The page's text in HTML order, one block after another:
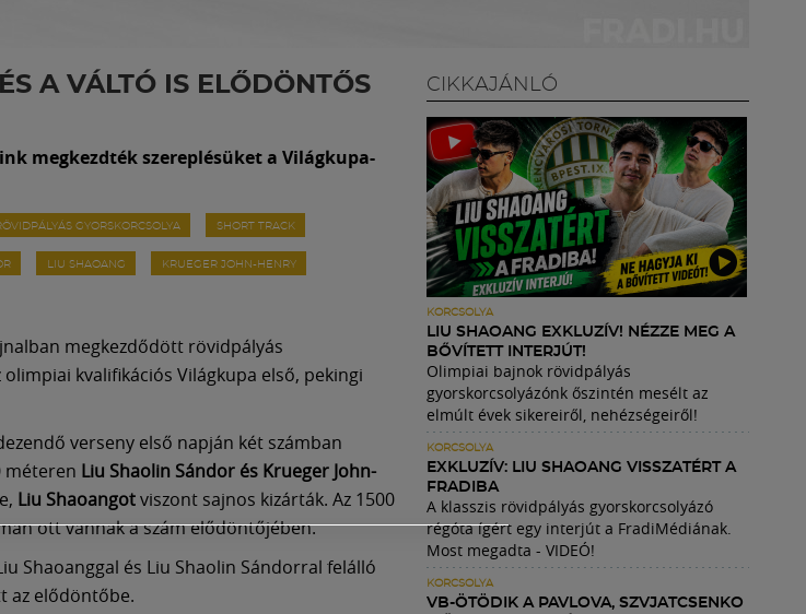
A VÁLTÓ IS ELŐDÖNTŐS
megkezdték szereplésüket a Világkupa-
GYORSKORCSOLYA SHORT TRACK
LIU SHAOANG KRUEGER JOHN-HENRY
megkezdődött rövidpályás
kvalifikációs Világkupa első, pekingi
verseny első napján két számban
méteren Liu Shaolin Sándor és Krueger John-
Liu Shaoangotviszont sajnos kizárták. Az 1500
ott vannak a szám elődöntőjében.
Shaoanggal és Liu Shaolin Sándorral felálló
az elődöntőbe.
CIKKAJÁNLÓ
KORCSOLYA
LIU SHAOANG EXKLUZÍV! NÉZZE MEG A
BŐVÍTETT INTERJÚT!
Olimpiai bajnok rövidpályás
gyorskorcsolyázónk őszintén mesélt az
elmúlt évek sikereiről, nehézségeiről!
KORCSOLYA
EXKLUZÍV: LIU SHAOANG VISSZATÉRT A
FRADIBA
A klasszis rövidpályás gyorskorcsolyázó
régóta ígért egy interjút a FradiMédiának.
Most megadta - VIDEÓ!
KORCSOLYA
VB-ÖTÖDIK A PAVLOVA, SZVJATCSENKO